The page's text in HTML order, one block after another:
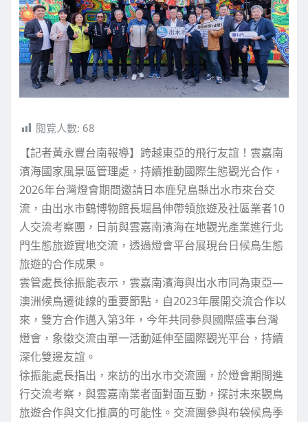
閱覽人數: 68
【記者黃永豐台南報導】跨越東亞的飛行友誼！雲嘉南
濱海國家風景區管理處，持續推動國際生態觀光合作，
2026年台灣燈會期間邀請日本鹿兒島縣出水市來台交
流，由出水市鶴博物館長堀昌伸帶領旅遊及社區業者10
人交流考察團，日前與雲嘉南濱海在地觀光產業進行北
門生態旅遊實地交流，透過燈會平台展現台日候鳥生態
旅遊的合作成果。
雲管處長徐振能表示，雲嘉南濱海與出水市同為東亞—
澳洲候鳥遷徙線的重要節點，自2023年展開交流合作以
來，雙方合作邁入第3年，今年共同參與國際盛事台灣
燈會，象徵交流由單一活動延伸至國際觀光平台，持續
深化雙邊友誼。
徐振能處長指出，來訪的出水市交流團，於燈會期間進
行交流考察，與雲嘉南業者面對面互動，探討未來觀鳥
旅遊合作與文化推廣的可能性。交流團參與布袋候鳥季